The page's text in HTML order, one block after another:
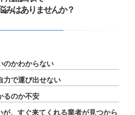
みはありませんか？
のかわからない
力で運び出せない
るのか不安
が、すぐ来てくれる業者が見つから